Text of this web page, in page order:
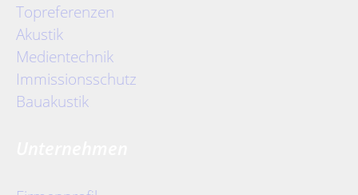
Topreferenzen
Akustik
Medientechnik
Immissionsschutz
Bauakustik